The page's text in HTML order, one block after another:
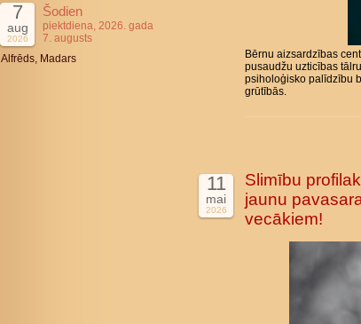
7
aug
2026
Šodien
piektdiena, 2026. gada
7. augusts
Alfrēds, Madars
Bērnu aizsardzības
pusaudžu uzticības
psiholoģisko palīdzību
grūtībās.
11
mai
2026
Slimību
jaunu
vecākiem!